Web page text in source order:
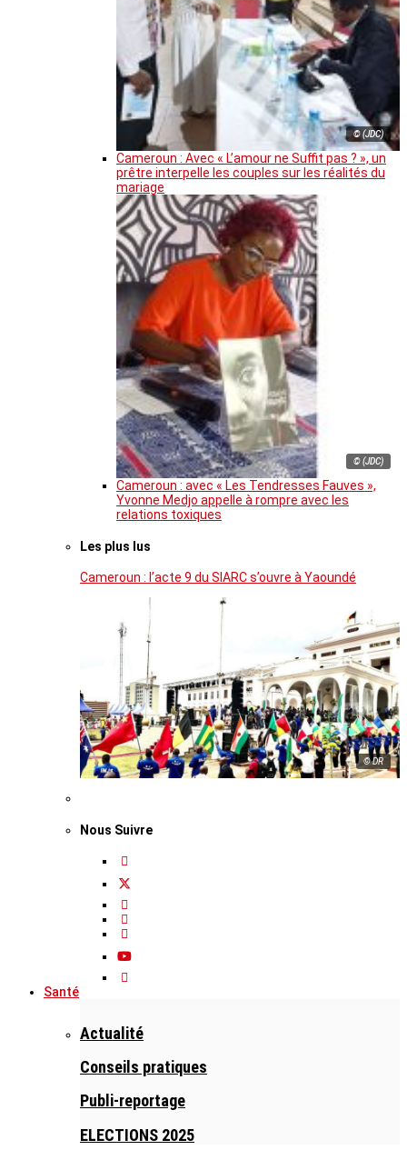
© (JDC)
Cameroun : Avec « L’amour ne Suffit pas ? », un
prêtre interpelle les couples sur les réalités du
mariage
© (JDC)
Cameroun : avec « Les Tendresses Fauves »,
Yvonne Medjo appelle à rompre avec les
relations toxiques
Les plus lus
Cameroun : l’acte 9 du SIARC s’ouvre à Yaoundé
© DR
Nous Suivre
Santé
Actualité
Conseils pratiques
Publi-reportage
ELECTIONS 2025